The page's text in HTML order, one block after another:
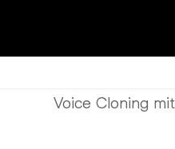
Nächster
Voice Cloning